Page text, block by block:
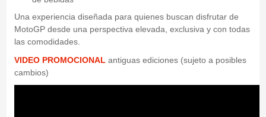
Una experiencia diseñada para quienes buscan disfrutar de
MotoGP desde una perspectiva elevada, exclusiva y con todas
las comodidades.
VIDEO PROMOCIONAL antiguas ediciones (sujeto a posibles
cambios)